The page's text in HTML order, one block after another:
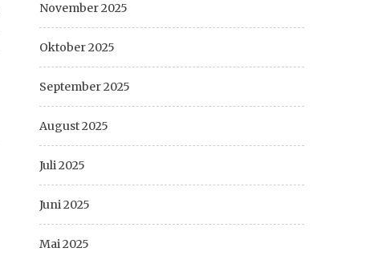
November 2025
Oktober 2025
September 2025
August 2025
Juli 2025
Juni 2025
Mai 2025